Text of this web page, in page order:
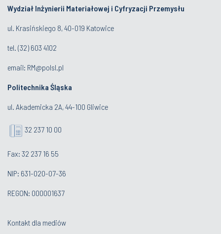
Wydział Inżynierii Materiałowej i Cyfryzacji Przemysłu
ul. Krasińskiego 8, 40-019 Katowice
tel. (32) 603 4102
email: RM@polsl.pl
Politechnika Śląska
ul. Akademicka 2A, 44-100 Gliwice
32 237 10 00
Fax: 32 237 16 55
NIP: 631-020-07-36
REGON: 000001637
Kontakt dla mediów